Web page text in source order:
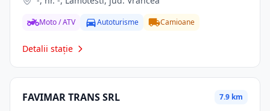
Moto / ATV Autoturisme Camioane
Detalii stație
FAVIMAR TRANS SRL 7.9 km